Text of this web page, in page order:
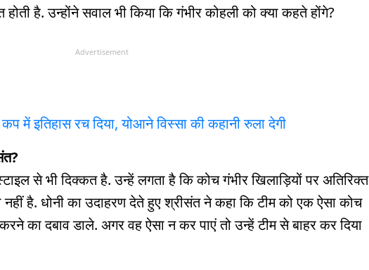
है. उन्होंने सवाल भी किया कि गंभीर कोहली को क्या कहते होंगे?
Advertisement
में इतिहास रच दिया, योआने विस्सा की कहानी रुला देगी
से भी दिक्कत है. उन्हें लगता है कि कोच गंभीर खिलाड़ियों पर अतिरिक्त
है. धोनी का उदाहरण देते हुए श्रीसंत ने कहा कि टीम को एक ऐसा कोच
का दबाव डाले. अगर वह ऐसा न कर पाएं तो उन्हें टीम से बाहर कर दिया